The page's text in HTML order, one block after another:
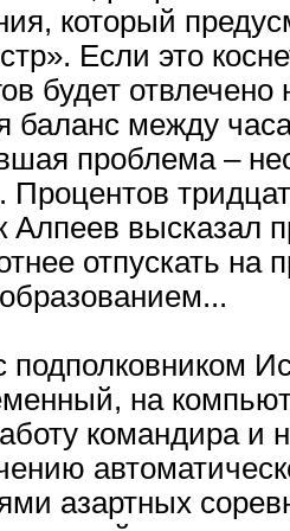
который
Если это
будет
баланс между
проблема –
Процентов
Алпеев высказал
отпускать на
подполковником
на
командира и
азартных